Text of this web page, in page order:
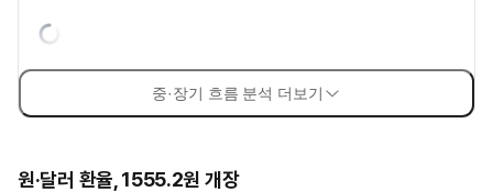
중·장기 흐름 분석 더보기
원·달러 환율, 1555.2원 개장